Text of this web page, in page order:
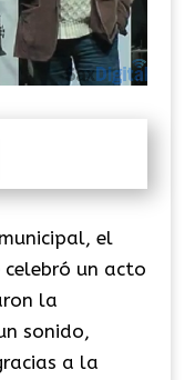
el
celebró un acto
la
sonido,
a la